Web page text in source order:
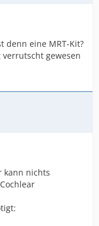
denn eine MRT-Kit?
gewesen
kann nichts